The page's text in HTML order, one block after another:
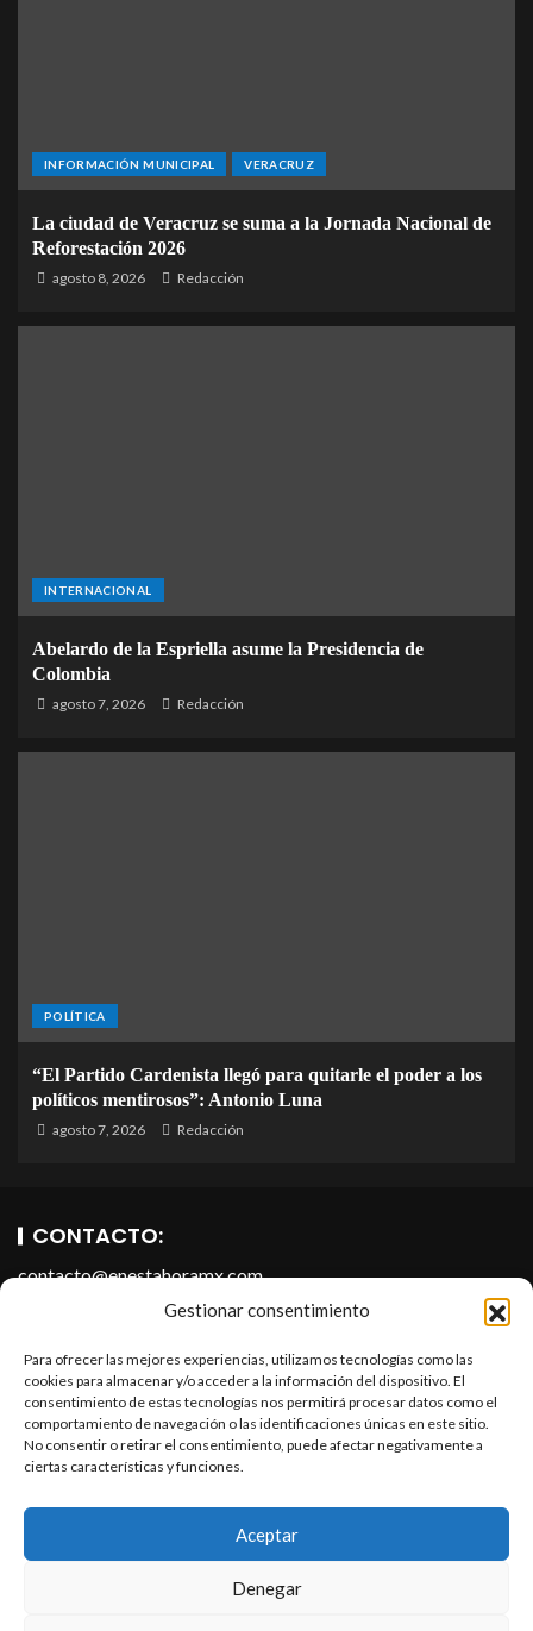
Gestionar consentimiento
Para ofrecer las mejores experiencias, utilizamos tecnologías como las
cookies para almacenar y/o acceder a la información del dispositivo. El
consentimiento de estas tecnologías nos permitirá procesar datos como el
comportamiento de navegación o las identificaciones únicas en este sitio.
No consentir o retirar el consentimiento, puede afectar negativamente a
ciertas características y funciones.
Aceptar
Denegar
INFORMACIÓN MUNICIPAL VERACRUZ
La ciudad de Veracruz se suma a la Jornada Nacional de
Reforestación 2026
agosto 8, 2026 Redacción
INTERNACIONAL
Abelardo de la Espriella asume la Presidencia de
Colombia
agosto 7, 2026 Redacción
POLÍTICA
“El Partido Cardenista llegó para quitarle el poder a los
políticos mentirosos”: Antonio Luna
agosto 7, 2026 Redacción
CONTACTO:
contacto@enestahoramx.com
SOBRE NOSOTROS
En Esta Hora Media es un portal informativo que forma parte
de En Esta Hora Infopublicidad, S.A. de C.V. Todos los